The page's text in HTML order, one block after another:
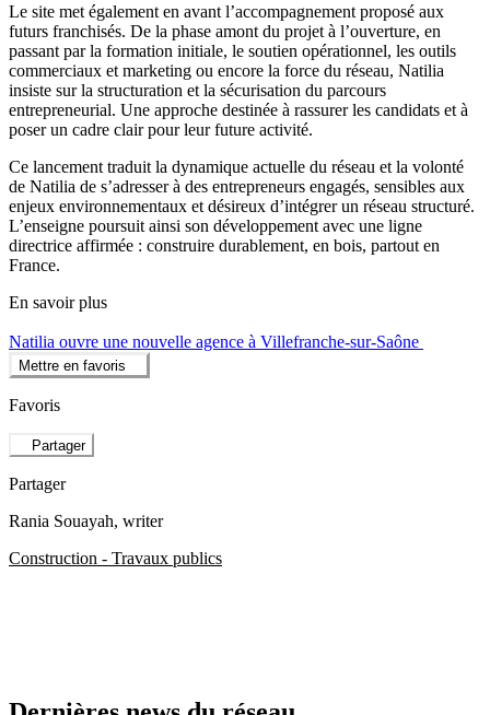
Le site met également en avant l’accompagnement proposé aux
futurs franchisés. De la phase amont du projet à l’ouverture, en
passant par la formation initiale, le soutien opérationnel, les outils
commerciaux et marketing ou encore la force du réseau, Natilia
insiste sur la structuration et la sécurisation du parcours
entrepreneurial. Une approche destinée à rassurer les candidats et à
poser un cadre clair pour leur future activité.
Ce lancement traduit la dynamique actuelle du réseau et la volonté
de Natilia de s’adresser à des entrepreneurs engagés, sensibles aux
enjeux environnementaux et désireux d’intégrer un réseau structuré.
L’enseigne poursuit ainsi son développement avec une ligne
directrice affirmée : construire durablement, en bois, partout en
France.
En savoir plus
Natilia ouvre une nouvelle agence à Villefranche-sur-Saône
Mettre en favoris
Favoris
Partager
Partager
Rania Souayah, writer
Construction - Travaux publics